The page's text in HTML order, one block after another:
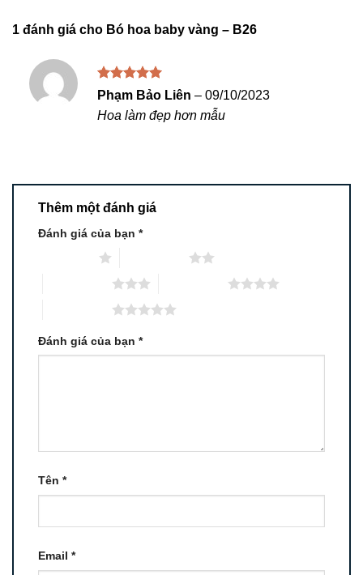
1 đánh giá cho Bó hoa baby vàng – B26
Được xếp
hạng
sao
Phạm Bảo Liên – 09/10/2023
Hoa làm đẹp hơn mẫu
Thêm một đánh giá
Đánh giá của bạn *
Đánh giá của bạn *
Tên *
Email *